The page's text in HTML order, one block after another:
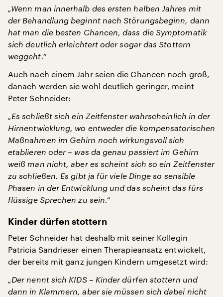
„Wenn man innerhalb des ersten halben Jahres mit
der Behandlung beginnt nach Störungsbeginn, dann
hat man die besten Chancen, dass die Symptomatik
sich deutlich erleichtert oder sogar das Stottern
weggeht.“
Auch nach einem Jahr seien die Chancen noch groß,
danach werden sie wohl deutlich geringer, meint
Peter Schneider:
„Es schließt sich ein Zeitfenster wahrscheinlich in der
Hirnentwicklung, wo entweder die kompensatorischen
Maßnahmen im Gehirn noch wirkungsvoll sich
etablieren oder – was da genau passiert im Gehirn
weiß man nicht, aber es scheint sich so ein Zeitfenster
zu schließen. Es gibt ja für viele Dinge so sensible
Phasen in der Entwicklung und das scheint das fürs
flüssige Sprechen zu sein.“
Kinder dürfen stottern
Peter Schneider hat deshalb mit seiner Kollegin
Patricia Sandrieser einen Therapieansatz entwickelt,
der bereits mit ganz jungen Kindern umgesetzt wird:
„Der nennt sich KIDS – Kinder dürfen stottern und
dann in Klammern, aber sie müssen sich dabei nicht